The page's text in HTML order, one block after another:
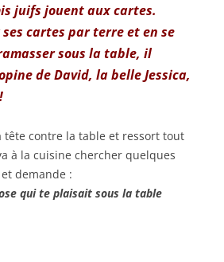
juifs jouent aux cartes.
cartes par terre et en se
sous la table, il
de David, la belle Jessica,
tête contre la table et ressort tout
à la cuisine chercher quelques
demande :
qui te plaisait sous la table